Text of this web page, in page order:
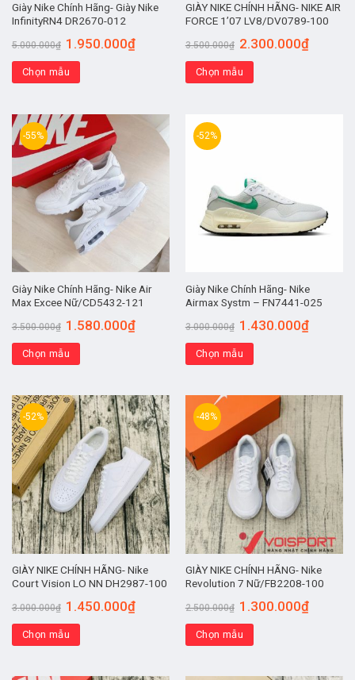
Giày Nike Chính Hãng- Giày Nike
InfinityRN4 DR2670-012
5.000.000₫ 1.950.000₫
Chọn mẫu
GIÀY NIKE CHÍNH HÃNG- NIKE AIR
FORCE 1’07 LV8/DV0789-100
3.500.000₫ 2.300.000₫
Chọn mẫu
-55%
Giày Nike Chính Hãng- Nike Air
Max Excee Nữ/CD5432-121
3.500.000₫ 1.580.000₫
Chọn mẫu
-52%
Giày Nike Chính Hãng- Nike
Airmax Systm – FN7441-025
3.000.000₫ 1.430.000₫
Chọn mẫu
-52%
GIÀY NIKE CHÍNH HÃNG- Nike
Court Vision LO NN DH2987-100
3.000.000₫ 1.450.000₫
Chọn mẫu
-48%
GIÀY NIKE CHÍNH HÃNG- Nike
Revolution 7 Nữ/FB2208-100
2.500.000₫ 1.300.000₫
Chọn mẫu